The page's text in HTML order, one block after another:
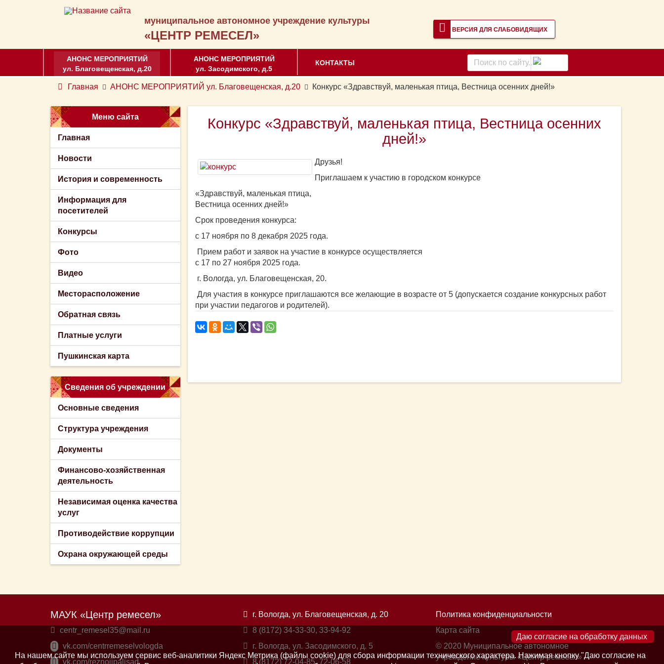
муниципальное автономное учреждение культуры
«ЦЕНТР РЕМЕСЕЛ» ВЕРСИЯ ДЛЯ СЛАБОВИДЯЩИХ
АНОНС МЕРОПРИЯТИЙ
ул. Благовещенская, д.20
АНОНС МЕРОПРИЯТИЙ
ул. Засодимского, д.5
КОНТАКТЫ
Поиск
по
сайту
Главная АНОНС МЕРОПРИЯТИЙ ул. Благовещенская, д.20 Конкурс «Здравствуй, маленькая птица, Вестница осенних дней!»
Конкурс «Здравствуй, маленькая птица, Вестница осенних
дней!»
Друзья!
Приглашаем к участию в городском конкурсе
«Здравствуй, маленькая птица,
Вестница осенних дней!»
Срок проведения конкурса:
с 17 ноября по 8 декабря 2025 года.
Прием работ и заявок на участие в конкурсе осуществляется
с 17 по 27 ноября 2025 года.
г. Вологда, ул. Благовещенская, 20.
Для участия в конкурсе приглашаются все желающие в возрасте от 5 (допускается создание конкурсных работ
при участии педагогов и родителей).
Меню сайта
Главная
Новости
История и современность
Информация для
посетителей
Конкурсы
Фото
Видео
Месторасположение
Обратная связь
Платные услуги
Пушкинская карта
Сведения об учреждении
Основные сведения
Структура учреждения
Документы
Финансово-хозяйственная
деятельность
Независимая оценка качества
услуг
Противодействие коррупции
Охрана окружающей среды
На нашем сайте мы используем сервис веб-аналитики Яндекс Метрика (файлы cookie) для сбора информации технического характера. Нажимая кнопку "Даю согласие на
МАУК «Центр ремесел»
centr_remesel35@mail.ru
vk.com/centrremeselvologda
vk.com/reznoiipalisad
г. Вологда, ул. Благовещенская, д. 20
8 (8172) 34-33-30, 33-94-92
г. Вологда, ул. Засодимского, д. 5
8 (8172) 72-04-85, 72-06-58
Политика конфиденциальности
Карта сайта
© 2020 Муниципальное автономное
учреждение культуры «Центр ремесел»